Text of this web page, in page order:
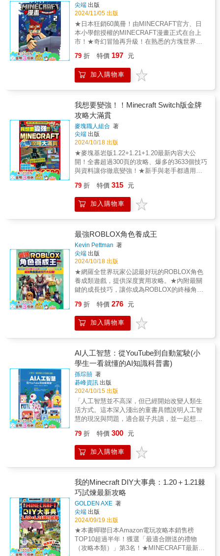
能夠畫畫或寫故事。這是因為人們認為人工智
慧不擅長藝術和文學等任務。然而事實與人們
的普遍預期相反，能夠畫畫、寫故事、製作影
片、與人交談的所謂「生成式人工智慧」卻是
目前發展最活躍的領域，幾乎每天都有新技術
是人類創造的還是人工智慧創造的。人工智慧
看似正在從一個「工具」進化為一個創造者，
不過我認為沒有必要擔心人工智慧會搶走人們
的工作。反而是無論何時你想畫一幅畫、寫一
慧都會成為你可靠的夥伴，幫助你實現這些目
標。我們未來將生活在一個人類與人工智慧共
同生活、互相幫助的新時代。【作者2022年寫
給日本讀者的話】到目前為止，我寫過幾本適
合第一次接觸 AI 的人閱讀的AI 解說書，通常
要詳細解釋 AI 必須運用大量的數字和運算公
式。然而，有太多過於複雜的公式，其中還包
括了理科大學才會出現的專業數學，這對於初
學者來說，是一則門檻過高的學習。因此在專
為初學者所寫的書中，必須想辦法避免使用數
字、運算公式和專業術語。加上本書是針對孩
童撰寫的，因此能夠使用的知識和詞彙都有所
受限，創作時感覺辛苦的同時也覺得很有趣。
Jamshouse 的池田利夫先生給予我這個機會，
辛勤的和我一起工作將近一年。在此藉由這個
機會，向兩位表達感謝之意，謝謝你們。【適
讀年齡】▲ 適讀年齡：2～6歲親子共讀；8歲
以上自己閱讀。【編輯推薦】從小孩著迷的遊
戲話題出發，本書作者將多年遊戲設計的經
驗，讓本書規劃架構也有如遊戲一般有趣。平
配深度的知識含量，文章以輕鬆的口氣進行，
讀起來很自在愉快，更勝純漫畫格式有些資訊
深入說明不容易，但這本兼顧了趣味度知識量
的平衡。書中設計「AI冒險學習地圖」和讀者
互動，有遊戲破關的歡樂氣氛，看起來讀者的
閱讀自由度是有的，無論從哪一篇開始讀都可
以，達成隨手、隨時、隨地攝取知識的便利。
本書重點是可以讀得很開心，延伸從閱讀取得
的任何收穫都是讓快樂加倍，身為編輯真心推
薦給所有想認識AI的人！
想法具體落實的執行能力☑發現問題和解決問
題的能力→這是一本讓孩子站上數位時代舞台
的必備工具書！▌輕鬆學會數位知識，幫助孩子
開啟未來科技之門●AI到底是什麼？它會搶走我
們的工作嗎？●感測器如何改變我們周圍的一
切，甚至改變了足球比賽？●元宇宙聽起來很神
祕，但你能在那裡建造屬於自己的城市！●網路
自己？●程式設計很酷吧！你也能學會寫程式，
讓電腦聽你的指令！本書精心設計，從淺顯易
懂的角度介紹了人工智慧（AI）、物聯網
核心數位知識。這些不僅是孩子未來必須掌握
的基礎知識，也是他們通往數位未來的門票。
讓孩子不僅僅是享受數位技術，而是成為「創
造者＝改變世界的人」，擁有開創未來的力
量！【本書特色】1.一個跨頁一個重點，迅速
掌握關鍵字及核心觀念。2.趣味生動的知識圖
解，秒懂複雜概念。3.結合體育和遊戲等貼近
生活的豐富實例，引發學習興趣。4.每章重點
歲親子共讀；9歲以上自行閱讀
尖端 出版
2024/11/05 出版
★日本狂銷60萬冊！由MINECRAFT官方、日
本小學館授權的MINECRAFT漫畫正式在台上
市！★奇幻冒險再升級！在熟悉的方塊世界中
過的傳奇篇章！【第二集劇情提要】
《Minecraft》官方授權正版漫畫隆重推出第二
集！ 跟著隨性自在卻勇敢無比的主角尼可，以
氣怪物！？【內容簡介】本作是一部將
MINECRAFT遊戲的自由精神與日式熱血冒險
完美結合的精彩漫畫。無論是地形場景、人物
角色還是各式道具裝備，全都忠實還原遊戲內
的細節，但故事卻充滿了豐富的劇情張力。主
角「尼可」從一名懵懂的冒險者開始，在這個
廣袤的方塊世界中探索未知，結交盟友、迎戰
強敵、收集稀有資源，更會面對源自黑暗次元
的BOSS威脅！他不斷成長與突破，最終將勇
敢邁向世界的盡頭。無論是Minecraft老手還是
和挑戰！【麥塊玩家不容錯過的特色】官方授
權：忠實再現MINECRAFT的經典設定，媲美
遊戲體驗！冒險熱血：融入日式漫畫的情感起
索、戰鬥、收集資源與養成，元素豐富，步步
驚奇。精美畫風：巧妙融合像素風與日式漫畫
風格，視覺效果絕佳。合家共賞：適合親子共
讀，也讓Minecraft迷找到冒險靈感。原汁原味
的麥塊大冒險正式進入第二集！
79 折 特價 197 元
加入購物車
我想要變強！！Minecraft Switch版金牌
攻略大滿貫
麥塊職人組合 著
尖端 出版
2024/10/18 出版
★麥塊基岩版1.22+1.21+1.20最新內容大公
開！全書超過300頁的攻略、爆多的3633個技巧
與資料讓你徹底變強！★新手與老手都適用的
這本！你是否想在Minecraft的世界中無往不
利？本書專為Switch版和基岩版玩家打造，提
供全方位的攻略，從生存、冒險到複雜的紅石
這本書中的祕技，你就能成為Minecraft的王
者，橫掃一切挑戰！【如何變強】生存大師：
學會在惡劣環境下持續生存，掌握基礎資源的
高效運用，例如使用漏斗與箱子自動收集食
物，讓你的飢餓值永遠保持滿格。冒險高手：
探索未知領域，掌握定位技巧，找到隱藏在地
底深處的寶藏，例如快速定位古代殘骸製作最
強裝備，讓終界龍看到你都會怕。紅石機關天
才：從簡單的門機關到複雜的自動農場，你將
農場，確保物資供應無窮無盡。指令與方塊設
計王：熟悉遊戲中的指令，使用指令方塊自動
生成各種機關，讓你不費吹灰之力就能擁有最
手，還是遊戲中的老手，這本書都將帶領你全
面升級，變得無比強大！
79 折 特價 315 元
加入購物車
最強ROBLOX角色養成王
Kevin Pettman 著
尖端 出版
2024/10/18 出版
★網羅全世界玩家公認最好玩的ROBLOX角色
養成類遊戲，提供深度實用攻略。★內附最關
鍵的成長技巧，讓你成為ROBLOX的終極角色
中，角色養成類遊戲以其豐富的劇情、多變的
玩法，吸引了無數玩家。角色養成遊戲能讓玩
家享受從零開始，培養角色到達巔峰的過程。
步步成長的樂趣與成就感。本書收錄全世界玩
家都公認，目前市面上最熱門的角色養成遊
戲，包含了：★EMERGENCY RESPONSE
LIBERTY COUNTY★Mt.珠峰攀爬★RO市民★
在披薩店工作★成長★南極探險隊★突入點★
越獄★綠維爾★打扮打動人★MY
RESTAURANT!★Race Clicker★手臂摔跤模擬
器★音速模擬器★恐龍園大亨★健身房聯盟每
款遊戲都經過嚴格測試與分析，書中整理出實
用的養成心得，讓你事半功倍，包含以下技
色能力，讓你輕鬆超越其他玩家。 【資源分配
策略】：最佳的資源運用技巧，讓你的角色事
半功倍，快速達成目標。 【社交互動指南】：
多幫助和資源。 【職業與技能培育】：選對職
業、培養核心技能，讓你的角色發展方向更為
明確。【經濟管理技巧】：掌握經濟系統，學
會賺錢、理財，讓你的角色變得更富有。 【角
色外觀打造】：如何讓你的角色不僅強大，還
要吸引眼球，成為人群中的焦點！本書將帶你
深入了解這些受歡迎的角色養成遊戲，並提供
你最實用的培育技巧，助你成為遊戲中的角色
79 折 特價 276 元
加入購物車
AI人工智慧：從YouTube到自動駕駛(小
學生一看就懂的AI知識科普書)
孫琮囍 著
碁峰資訊 出版
2024/10/15 出版
「人工智慧並不高深，但已經開始改變人類生
活方式。這本深入淺出的童書具體說明人工智
慧的現況與問題，適合親子共讀，並一起想想
科技基金會執行長 ▍ 關於本書 現今最流行的
關鍵字&mdash;&mdash;AI人工智慧 各位，你
跟上了嗎？ 人工智慧的普及化，讓我們必須了
的生活常識 成為世界未來趨勢菁英中的一份子
Part_1 人工智慧在哪裡？ Part_2 用人工智慧編
織夢想 Part_3 值得省思的議題 從早晨睜開眼
睛到入睡， 讓我們來觀察一下隱藏在我們身邊
的人工智慧吧！ 從YouTube到自動駕駛，人工
智慧的一切！ 人工智慧在哪裡？包括人工智慧
音箱，它能聽懂我的話，掃地機器人在房裡清
潔打掃，智慧型手機的攝影機可以辨識我的
臉。從現在開始，了解我們周圍的人工智慧，
79 折 特價 300 元
加入購物車
我的Minecraft DIY大事典：1.20＋1.21棘
巧試煉最新攻略
GOLDEN AXE 著
尖端 出版
2024/09/19 出版
★本書蟬聯日本Amazon電玩攻略本銷售榜
TOP10超過半年！獲選「最適合贈送的禮物
（攻略本類）」第3名！★MINECRAFT最新版